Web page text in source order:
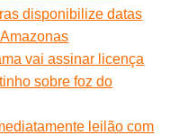
disponibilize datas
vai assinar licença
sobre foz do
leilão com